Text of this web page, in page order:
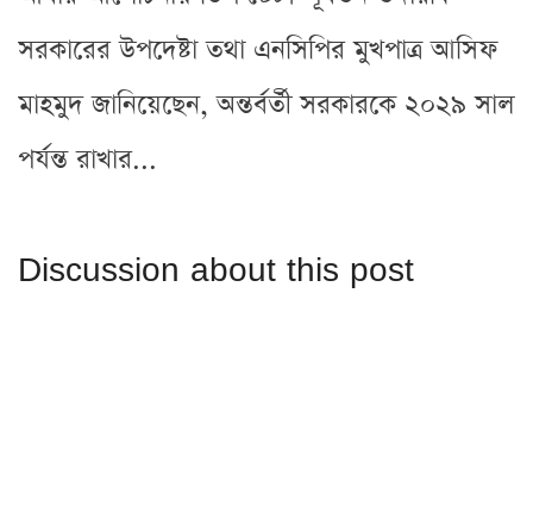
সরকারের উপদেষ্টা তথা এনসিপির মুখপাত্র আসিফ
মাহমুদ জানিয়েছেন, অন্তর্বর্তী সরকারকে ২০২৯ সাল
পর্যন্ত রাখার...
Discussion about this post